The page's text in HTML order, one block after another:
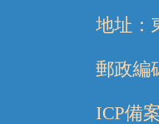
地址：
郵政編
ICP備